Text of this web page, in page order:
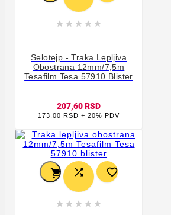
    
Selotejp - Traka Lepljiva
Obostrana 12mm/7,5m
Tesafilm Tesa 57910 Blister
207,60 RSD
173,00 RSD + 20% PDV
  
    